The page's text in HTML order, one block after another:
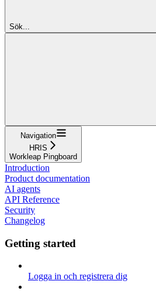
Sök...
Navigation
HRIS
Workleap Pingboard
Introduction
Product documentation
AI agents
API Reference
Security
Changelog
Getting started
Logga in och registrera dig